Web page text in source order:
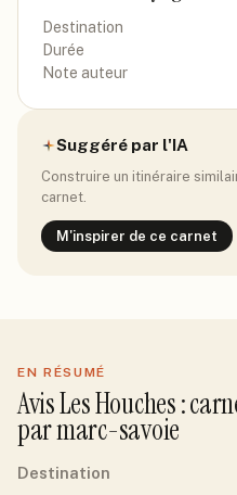
Destination
Durée
Note auteur
Suggéré par l'IA
Construire un itinéraire
carnet.
M'inspirer de ce carnet
EN RÉSUMÉ
AvisLes Houches:
parmarc-savoie
Destination